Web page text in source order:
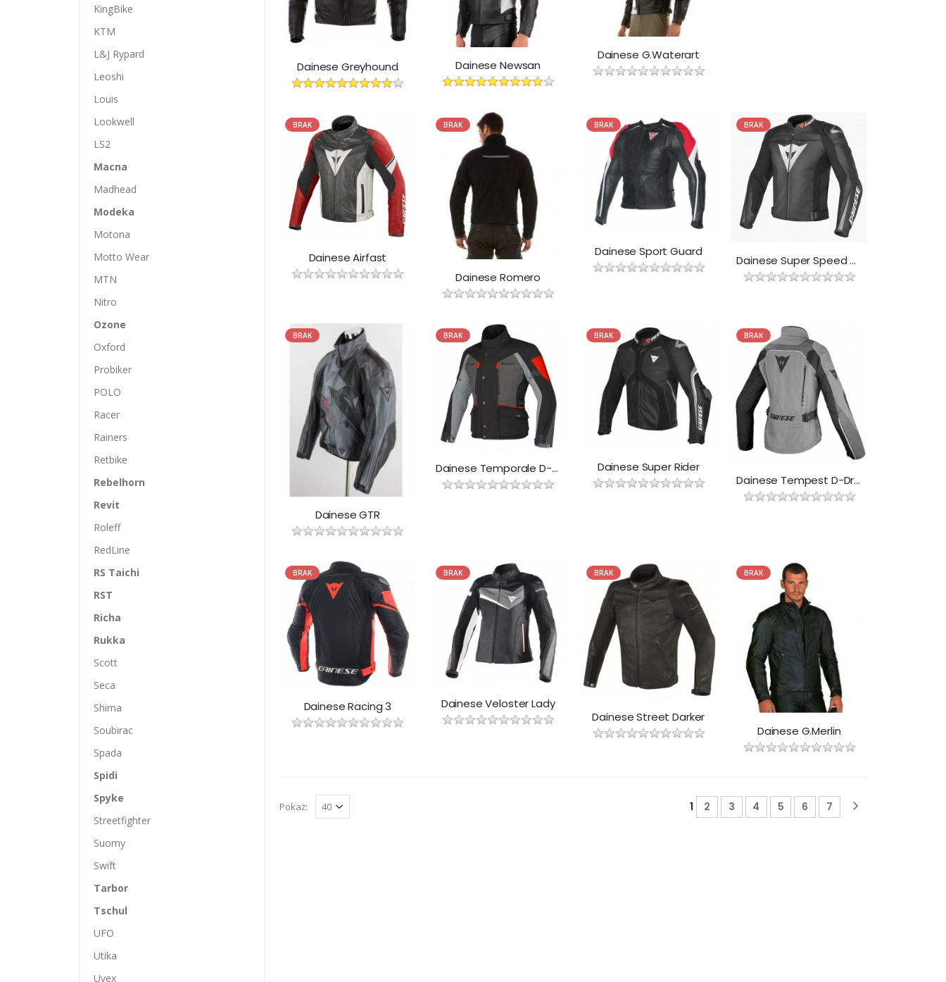
Dainese Greyhound Dainese Newsan
Dainese G.Waterart
BRAK
Dainese Airfast
BRAK
Dainese Romero
BRAK
Dainese Sport Guard
BRAK
Dainese Super Speed C2
BRAK
Dainese GTR
BRAK
Dainese Temporale D-Dry
BRAK
Dainese Super Rider
BRAK
Dainese Tempest D-Dry Lady
BRAK
Dainese Racing 3
BRAK
Dainese Veloster Lady
BRAK
Dainese Street Darker
BRAK
Dainese G.Merlin
Pokaż: 1 2 3 4 5 6 7
KingBike
KTM
L&J Rypard
Leoshi
Louis
Lookwell
LS2
Macna
Madhead
Modeka
Motona
Motto Wear
MTN
Nitro
Ozone
Oxford
Probiker
POLO
Racer
Rainers
Retbike
Rebelhorn
Revit
Roleff
RedLine
RS Taichi
RST
Richa
Rukka
Scott
Seca
Shima
Soubirac
Spada
Spidi
Spyke
Streetfighter
Suomy
Swift
Tarbor
Tschul
UFO
Utika
Uvex